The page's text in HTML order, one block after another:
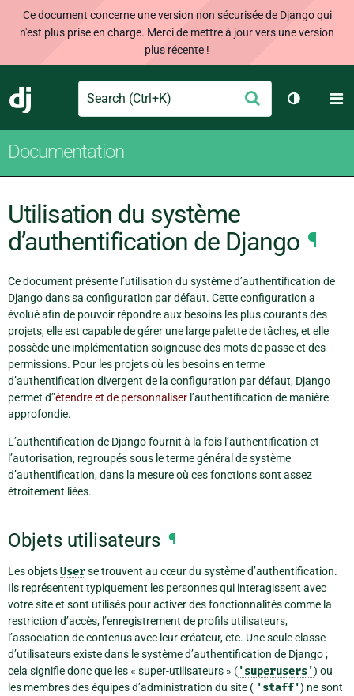
Ce document concerne une version non sécurisée de Django qui
n'est plus prise en charge. Merci de mettre à jour vers une version
plus récente !
Django
Search Envoyer
Changer
Documentation
Utilisation du système
d’authentification de Django ¶
Ce document présente l’utilisation du système d’authentification de
Django dans sa configuration par défaut. Cette configuration a
évolué afin de pouvoir répondre aux besoins les plus courants des
projets, elle est capable de gérer une large palette de tâches, et elle
possède une implémentation soigneuse des mots de passe et des
permissions. Pour les projets où les besoins en terme
d’authentification divergent de la configuration par défaut, Django
permet d”étendre et de personnaliser l’authentification de manière
approfondie.
L’authentification de Django fournit à la fois l’authentification et
l’autorisation, regroupés sous le terme général de système
d’authentification, dans la mesure où ces fonctions sont assez
étroitement liées.
Objets utilisateurs ¶
Les objetsUserse trouvent au cœur du système d’authentification.
Ils représentent typiquement les personnes qui interagissent avec
votre site et sont utilisés pour activer des fonctionnalités comme la
restriction d’accès, l’enregistrement de profils utilisateurs,
l’association de contenus avec leur créateur, etc. Une seule classe
d’utilisateurs existe dans le système d’authentification de Django ;
cela signifie donc que les « super-utilisateurs » ('superusers') ou
les membres des équipes d’administration du site ( 'staff') ne sont